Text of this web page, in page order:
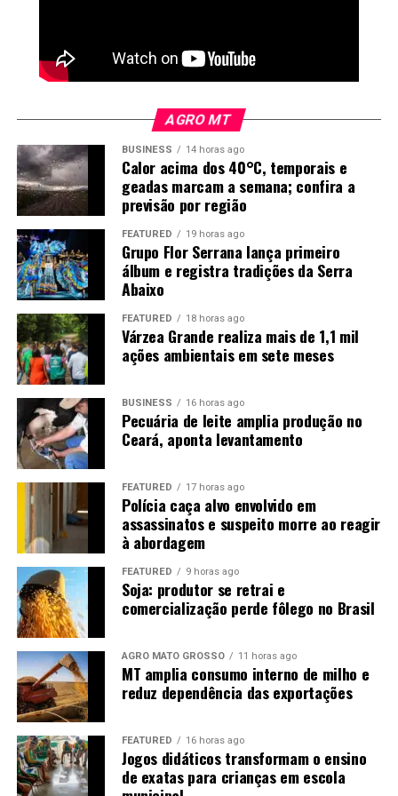
vida teve um custo emocional.
“Abri mão de muita
coisa”, disse. “De estar
perto da minha família, da
minha filha, para estar em
busca da realização dos
sonhos.”
Mesmo assim, ele não desistiu da vida amorosa. No ritmo
das safras, acredita que os relacionamentos podem
surgir nos períodos de entressafra, quando há mais
tempo para sair e conhecer pessoas.
Retrato raro no país
O caso de Mato Grosso chama atenção porque vai na
contramão da realidade nacional. A população brasileira
tem mais mulheres do que homens, resultado de uma
mortalidade masculina mais elevada ao longo da vida,
segundo especialistas ouvidos pelo programa.
AGRO MT
BUSINESS 14 horas ago
Calor acima dos 40°C, temporais e
geadas marcam a semana; confira a
previsão por região
FEATURED 19 horas ago
Grupo Flor Serrana lança primeiro
álbum e registra tradições da Serra
Abaixo
FEATURED 18 horas ago
Várzea Grande realiza mais de 1,1 mil
ações ambientais em sete meses
BUSINESS 16 horas ago
Pecuária de leite amplia produção no
Ceará, aponta levantamento
FEATURED 17 horas ago
Polícia caça alvo envolvido em
assassinatos e suspeito morre ao reagir
à abordagem
FEATURED 9 horas ago
Soja: produtor se retrai e
comercialização perde fôlego no Brasil
AGRO MATO GROSSO 11 horas ago
MT amplia consumo interno de milho e
reduz dependência das exportações
FEATURED 16 horas ago
Jogos didáticos transformam o ensino
de exatas para crianças em escola